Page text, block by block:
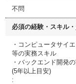
不問
必須の経験・スキル
・コンピュータサイ
等の実務スキル
・バックエンド開発
(5年以上目安)
: